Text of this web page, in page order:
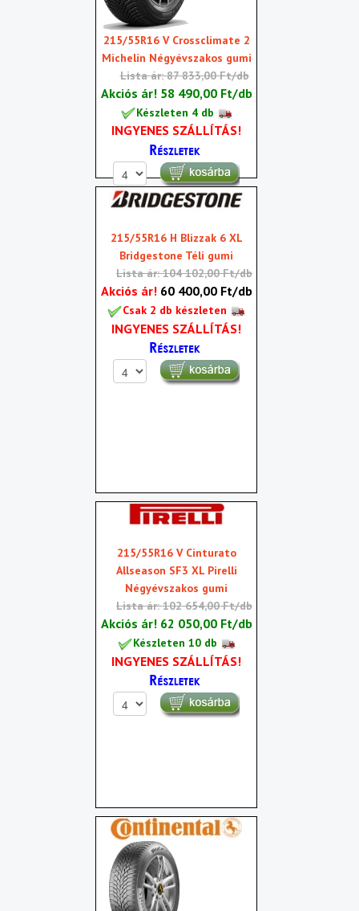
215/55R16 V Crossclimate 2
Michelin Négyévszakos gumi
Lista ár: 87 833,00 Ft/db
Akciós ár! 58 490,00 Ft/db
Készleten 4 db
INGYENES SZÁLLÍTÁS!
215/55R16 H Blizzak 6 XL
Bridgestone Téli gumi
Lista ár: 104 102,00 Ft/db
Akciós ár! 60 400,00 Ft/db
Csak 2 db készleten
INGYENES SZÁLLÍTÁS!
215/55R16 V Cinturato
Allseason SF3 XL Pirelli
Négyévszakos gumi
Lista ár: 102 654,00 Ft/db
Akciós ár! 62 050,00 Ft/db
Készleten 10 db
INGYENES SZÁLLÍTÁS!